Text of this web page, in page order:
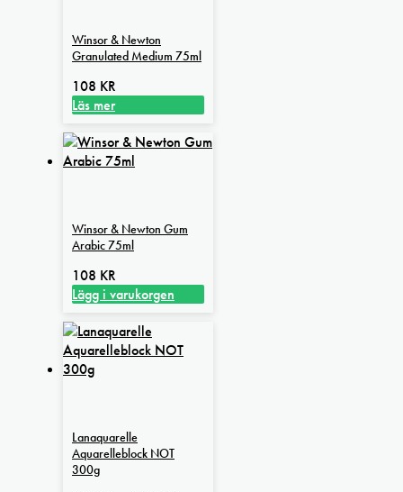
Winsor & Newton
Granulated Medium 75ml
108 KR
Läs mer
Winsor & Newton Gum
Arabic 75ml
108 KR
Lägg i varukorgen
Lanaquarelle
Aquarelleblock NOT
300g